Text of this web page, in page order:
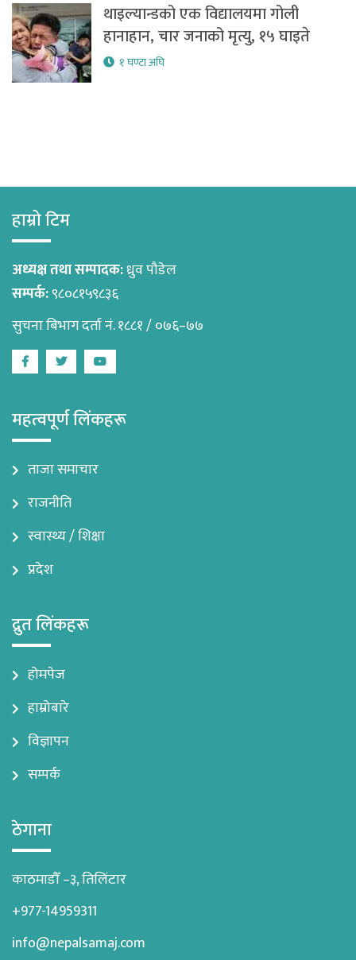
थाइल्यान्डको एक विद्यालयमा गोली
हानाहान, चार जनाको मृत्यु, १५ घाइते
१ घण्टा अघि
हाम्रो टिम
अध्यक्ष तथा सम्पादक:ध्रुव पौडेल
सम्पर्क:९८०८१५९८३६
सुचना बिभाग दर्ता नं. १८८१ / ०७६–७७
FacebookTwitterYoutube
महत्वपूर्ण लिंकहरू
ताजा समाचार
राजनीति
स्वास्थ्य / शिक्षा
प्रदेश
द्रुत लिंकहरू
होमपेज
हाम्रोबारे
विज्ञापन
सम्पर्क
ठेगाना
काठमाडौँ –३, तिलिंटार
+977-14959311
info@nepalsamaj.com